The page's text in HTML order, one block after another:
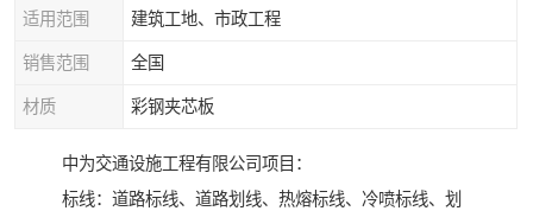
适用范围 建筑工地、市政工程
销售范围 全国
材质 彩钢夹芯板
中为交通设施工程有限公司项目：
标线：道路标线、道路划线、热熔标线、冷喷标线、划